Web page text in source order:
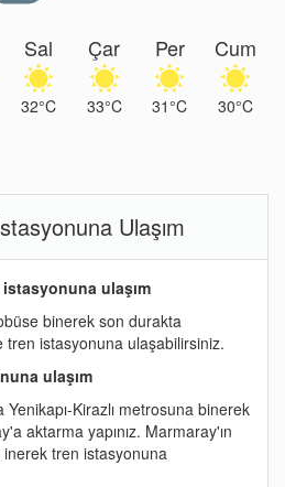
Sal
32°C
Çar
33°C
Per
31°C
Cum
30°C
Ulaşım
ulaşım
binerek son durakta
istasyonuna ulaşabilirsiniz.
ulaşım
Yenikapı-Kirazlı metrosuna binerek
aktarma yapınız. Marmaray'ın
tren istasyonuna